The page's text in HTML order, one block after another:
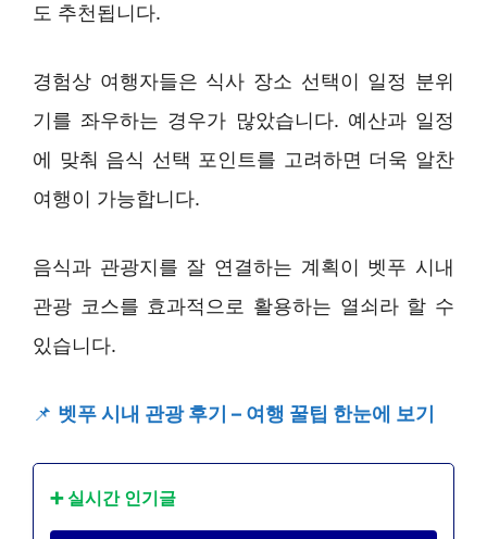
도 추천됩니다.
경험상 여행자들은 식사 장소 선택이 일정 분위
기를 좌우하는 경우가 많았습니다. 예산과 일정
에 맞춰 음식 선택 포인트를 고려하면 더욱 알찬
여행이 가능합니다.
음식과 관광지를 잘 연결하는 계획이 벳푸 시내
관광 코스를 효과적으로 활용하는 열쇠라 할 수
있습니다.
📌 벳푸 시내 관광 후기 – 여행 꿀팁 한눈에 보기
➕ 실시간 인기글